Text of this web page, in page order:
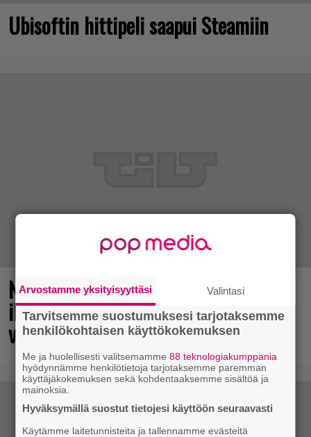
Ubisoftin hittipeli saapui Steamiin
No johan pomppasi: 30 vuotta sitten
ilmestynyt klassikkoräiskintä sai
valtavasti lisää sisältöä
Arvostamme yksityisyyttäsi Valintasi
Tarvitsemme suostumuksesi tarjotaksemme
henkilökohtaisen käyttökokemuksen
Me ja huolellisesti valitsemamme88 teknologiakumppania
hyödynnämme henkilötietoja tarjotaksemme paremman
käyttäjäkokemuksen sekä kohdentaaksemme sisältöä ja
mainoksia.
Hyväksymällä suostut tietojesi käyttöön seuraavasti
Käytämme laitetunnisteita ja tallennamme evästeitä